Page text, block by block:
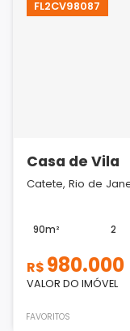
FL2CV98087
Casa de Vila
Catete, Rio de
90m² 2
R$ 980.000
VALOR DO IMÓVEL
FAVORITOS